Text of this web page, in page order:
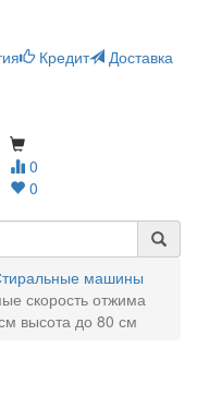
Кредит
Доставка
0
0
машины
скорость отжима
высота до 80 см